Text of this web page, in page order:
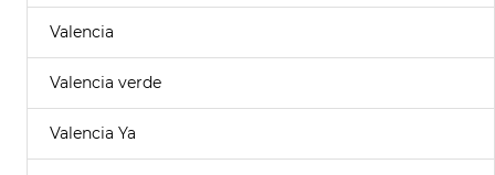
Valencia
Valencia verde
Valencia Ya